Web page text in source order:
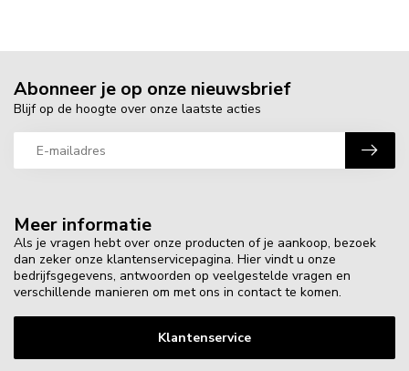
Meer informatie
Als je vragen hebt over onze producten of je aankoop, bezoek
dan zeker onze klantenservicepagina. Hier vindt u onze
bedrijfsgegevens, antwoorden op veelgestelde vragen en
verschillende manieren om met ons in contact te komen.
Klantenservice
Abonneer je op onze nieuwsbrief
Blijf op de hoogte over onze laatste acties